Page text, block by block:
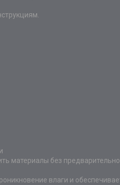
материалы без
влаги и